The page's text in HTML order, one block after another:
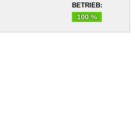
BETRIEB:
100 %